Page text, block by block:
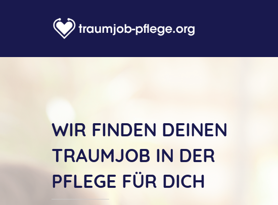
WIR FINDEN DEINEN
TRAUMJOB IN DER
PFLEGE FÜR DICH